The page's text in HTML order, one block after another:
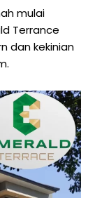
mulai
Terrance
dan kekinian